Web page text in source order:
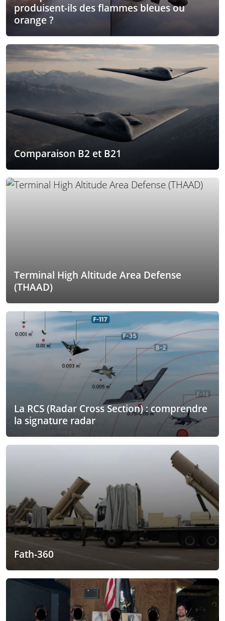
produisent-ils des flammes bleues ou
orange ?
Comparaison B2 et B21
Terminal High Altitude Area Defense
(THAAD)
La RCS (Radar Cross Section) : comprendre
la signature radar
Fath-360